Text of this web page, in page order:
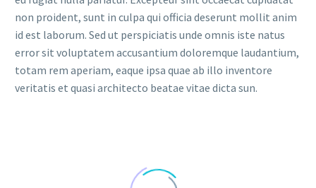
non proident, sunt in culpa qui officia deserunt mollit anim
id est laborum. Sed ut perspiciatis unde omnis iste natus
error sit voluptatem accusantium doloremque laudantium,
totam rem aperiam, eaque ipsa quae ab illo inventore
veritatis et quasi architecto beatae vitae dicta sun.